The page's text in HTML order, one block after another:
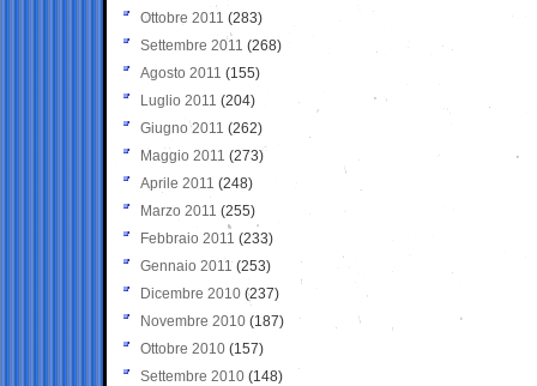
Ottobre 2011 (283)
Settembre 2011 (268)
Agosto 2011 (155)
Luglio 2011 (204)
Giugno 2011 (262)
Maggio 2011 (273)
Aprile 2011 (248)
Marzo 2011 (255)
Febbraio 2011 (233)
Gennaio 2011 (253)
Dicembre 2010 (237)
Novembre 2010 (187)
Ottobre 2010 (157)
Settembre 2010 (148)